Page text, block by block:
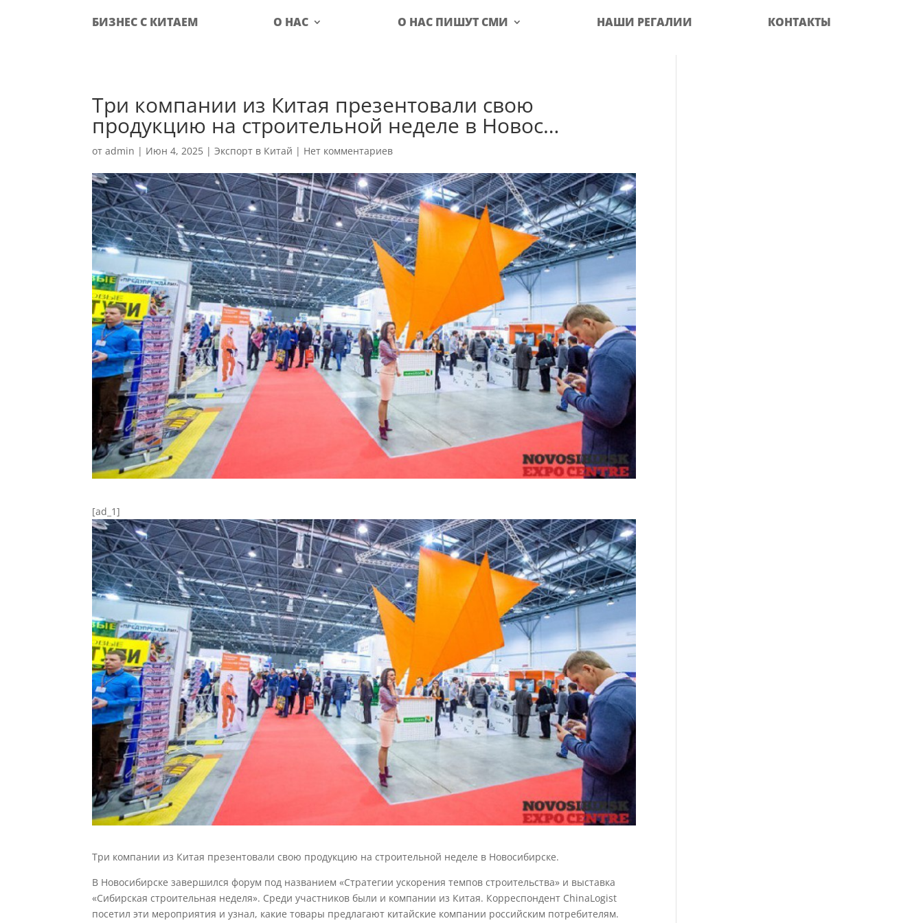
БИЗНЕС С КИТАЕМ О НАС О НАС ПИШУТ СМИ НАШИ РЕГАЛИИ КОНТАКТЫ
Три компании из Китая презентовали свою
продукцию на строительной неделе в Новос…
отadmin | Июн 4, 2025 |Экспорт в Китай | Нет комментариев
[ad_1]
Три компании из Китая презентовали свою продукцию на строительной неделе в Новосибирске.
В Новосибирске завершился форум под названием «Стратегии ускорения темпов строительства» и выставка
«Сибирская строительная неделя». Среди участников были и компании из Китая. Корреспондент ChinaLogist
посетил эти мероприятия и узнал, какие товары предлагают китайские компании российским потребителям.